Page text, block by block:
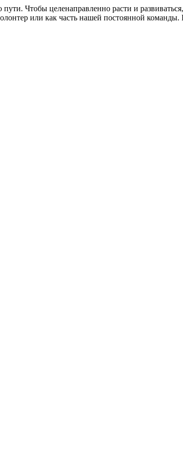
Чтобы целенаправленно расти и
или как часть нашей постоянной